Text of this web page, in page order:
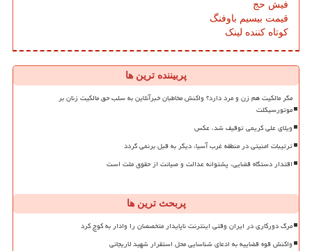
فیش حج
قیمت بیسیم باوفنگ
کوتاه کننده لینک
پربیننده ترین ها
مگر مالکیت هم زن و مرد دارد؟ واکنش مخاطبان خبرآنلاین به سلب حق مالکیت زنان بر
موتورسیکلت
ویلای علی کریمی توقیف شد، عکس
ترتیبات امنیتی در منطقه غرب آسیا، دیگر به قبل برنمی گردد
اقتدار دستگاه قضایی، پشتوانه عدالت و صیانت از حقوق ملت است
پربحث ترین ها
مرگ دورکاری در ایران وقتی اینترنت ناپایدار متخصصان را وادار به کوچ کرد
واکنش قوه قضاییه به ادعای شناسایی محل استقرار شهید لاریجانی